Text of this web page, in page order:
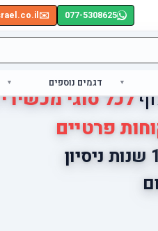
077-5308625
✉️
דגמים נוספים
לכל סוגי
פרטיים